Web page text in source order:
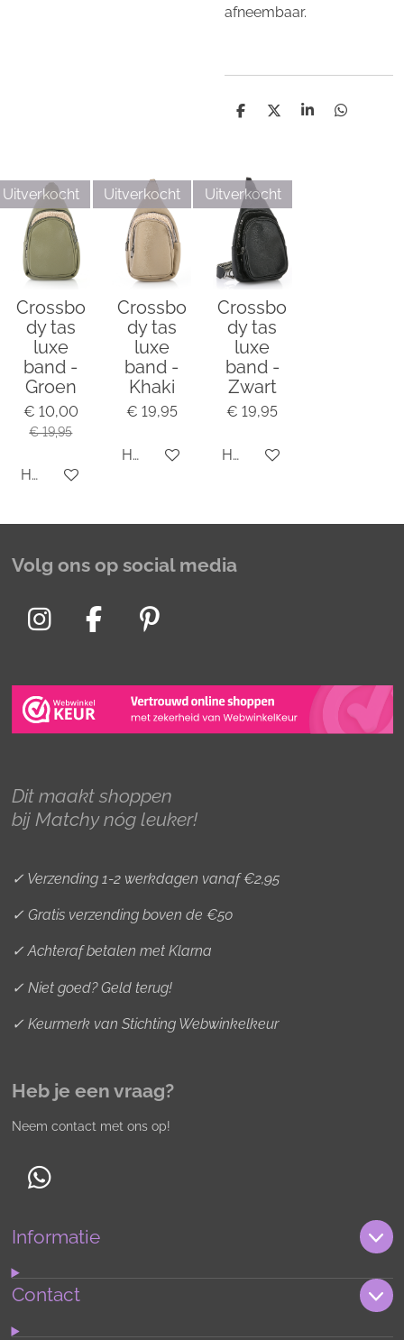
afneembaar.
D
n
D
S
D
Uitverkocht
Crossbo
dy tas
luxe
band -
Groen
€ 10,00
€ 19,95
Houd mij op de hoogte
Uitverkocht
Crossbo
dy tas
luxe
band -
Khaki
€ 19,95
Houd mij op de hoogte
Uitverkocht
Crossbo
dy tas
luxe
band -
Zwart
€ 19,95
Houd mij op de hoogte
Volg ons op social media
I
s
t
a
r
a
F
c
e
b
o
k
P
n
t
e
e
s
Dit maakt shoppen
bij Matchy nóg leuker!
✓ Verzending 1-2 werkdagen vanaf €2,95
✓ Gratis verzending boven de €50
✓ Achteraf betalen met Klarna
✓ Niet goed? Geld terug!
✓ Keurmerk van Stichting Webwinkelkeur
Heb je een vraag?
Neem contact met ons op!
W
a
s
Informatie
Contact